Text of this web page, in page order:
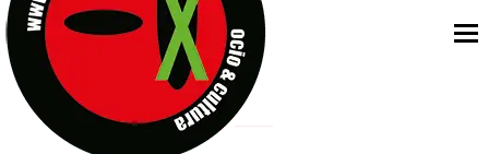
JOFRE BARDAGÍ EN EXVITA INTERPRETANDO A SERRAT
YORCH PRESENTA [CURSO DE ARMONÍA PERSECUTORIA]
MAGALÍ SARE NOS EXPLICA [DESCASADA]
«NO TENGO PUTOS SUEÑOS»